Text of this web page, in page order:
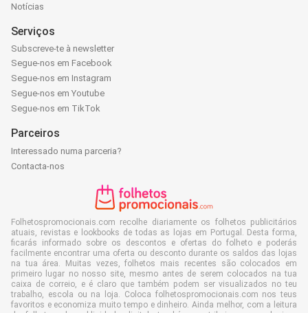
Notícias
Serviços
Subscreve-te à newsletter
Segue-nos em Facebook
Segue-nos em Instagram
Segue-nos em Youtube
Segue-nos em TikTok
Parceiros
Interessado numa parceria?
Contacta-nos
Folhetospromocionais.com recolhe diariamente os folhetos publicitários
atuais, revistas e lookbooks de todas as lojas em Portugal. Desta forma,
ficarás informado sobre os descontos e ofertas do folheto e poderás
facilmente encontrar uma oferta ou desconto durante os saldos das lojas
na tua área. Muitas vezes, folhetos mais recentes são colocados em
primeiro lugar no nosso site, mesmo antes de serem colocados na tua
caixa de correio, e é claro que também podem ser visualizados no teu
trabalho, escola ou na loja. Coloca folhetospromocionais.com nos teus
favoritos e economiza muito tempo e dinheiro. Ainda melhor, com a leitura